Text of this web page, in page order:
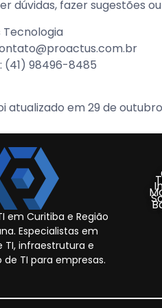
dúvidas, fazer sugestões
Tecnologia
(41) 98496-8485
atualizado em 29 de
em Curitiba e Região
Especialistas em
TI, infraestrutura e
TI para empresas.